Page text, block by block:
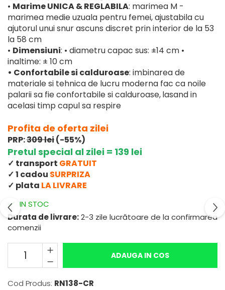
• Marime UNICA & REGLABILA: marimea M -
marimea medie uzuala pentru femei, ajustabila cu
ajutorul unui snur ascuns discret prin interior de la 53
la 58 cm
• Dimensiuni: • diametru capac sus: ±14 cm •
inaltime: ± 10 cm
• Confortabile si calduroase: imbinarea de
materiale si tehnica de lucru moderna fac ca noile
palarii sa fie confortabile si calduroase,lasand in
acelasi timp capul sa respire
Profita de oferta zilei
PRP:309 lei(-55%)
Pretul special al zilei = 139 lei
✓ transport GRATUIT
✓ 1 cadou SURPRIZA
✓ plata LA LIVRARE
IN STOC
Durata de livrare:2-3 zile lucrătoare de la confirmarea
comenzii
ADAUGA IN COS
Cod Produs: RN138-CR